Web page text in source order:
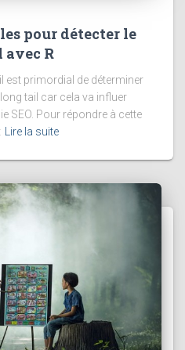
pour détecter le
R
est primordial de déterminer
tail car cela va influer
SEO. Pour répondre à cette
Lire la suite